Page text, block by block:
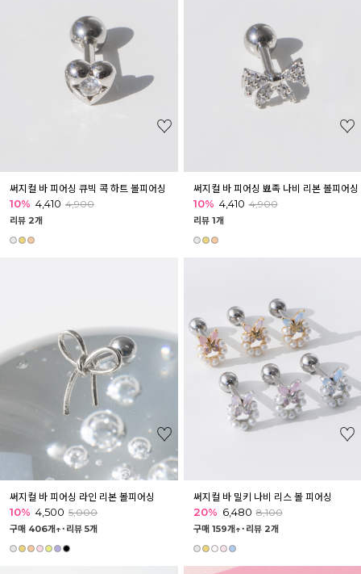
써지컬 바 피어싱 큐빅 콕 하트 볼피어싱
10% 4,410 4,900
리뷰 2개
써지컬 바 피어싱 뾰족 나비 리본 볼피어싱
10% 4,410 4,900
리뷰 1개
써지컬 바 피어싱 라인 리본 볼피어싱
10% 4,500 5,000
구매 406개↑˙ 리뷰 5개
써지컬 바 밀키 나비 리스 볼 피어싱
20% 6,480 8,100
구매 159개↑˙ 리뷰 2개